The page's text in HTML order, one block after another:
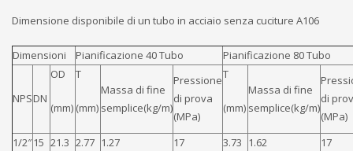
Dimensione disponibile di un tubo in acciaio senza cuciture A106
Dimensioni Pianificazione 40 Tubo Pianificazione 80 Tubo
NPSDN
OD
(mm)
T
(mm)
Massa di fine
semplice(kg/m)
Pressione
di prova
(MPa)
T
(mm)
Massa di fine
semplice(kg/m)
di
(MPa)
1/2″15 21.3 2.77 1.27 17 3.73 1.62
17